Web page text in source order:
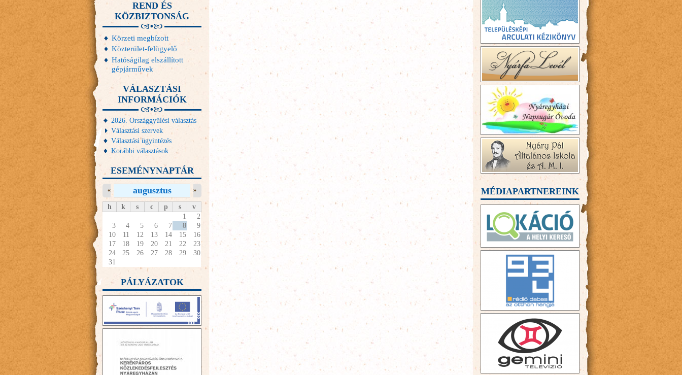
REND ÉS
KÖZBIZTONSÁG
Körzeti megbízott
Közterület-felügyelő
Hatóságilag elszállított
gépjárművek
VÁLASZTÁSI
INFORMÁCIÓK
2026. Országgyűlési választás
Választási szervek
Választási ügyintézés
Korábbi választások
ESEMÉNYNAPTÁR
augusztus
« »
h k s c p s
v
1
2
3
4 5 6 7 8
9
10
11 12 13 14 15
16
17
18 19 20 21 22
23
24
25 26 27 28 29
30
31
PÁLYÁZATOK
MÉDIAPARTNEREINK